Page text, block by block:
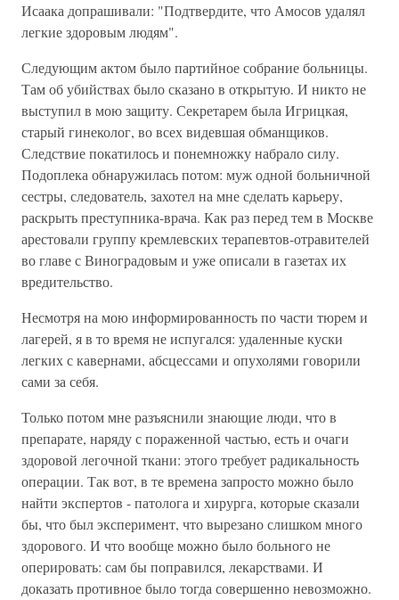
Исаака допрашивали: "Подтвердите, что Амосов удалял
легкие здоровым людям".
Следующим актом было партийное собрание больницы.
Там об убийствах было сказано в открытую. И никто не
выступил в мою защиту. Секретарем была Игрицкая,
старый гинеколог, во всех видевшая обманщиков.
Следствие покатилось и понемножку набрало силу.
Подоплека обнаружилась потом: муж одной больничной
сестры, следователь, захотел на мне сделать карьеру,
раскрыть преступника-врача. Как раз перед тем в Москве
арестовали группу кремлевских терапевтов-отравителей
во главе с Виноградовым и уже описали в газетах их
вредительство.
Несмотря на мою информированность по части тюрем и
лагерей, я в то время не испугался: удаленные куски
легких с кавернами, абсцессами и опухолями говорили
сами за себя.
Только потом мне разъяснили знающие люди, что в
препарате, наряду с пораженной частью, есть и очаги
здоровой легочной ткани: этого требует радикальность
операции. Так вот, в те времена запросто можно было
найти экспертов - патолога и хирурга, которые сказали
бы, что был эксперимент, что вырезано слишком много
здорового. И что вообще можно было больного не
оперировать: сам бы поправился, лекарствами. И
доказать противное было тогда совершенно невозможно.